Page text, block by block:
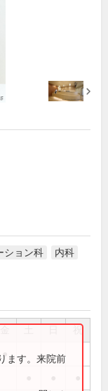
ション科
内科
祝
●ます。来院前